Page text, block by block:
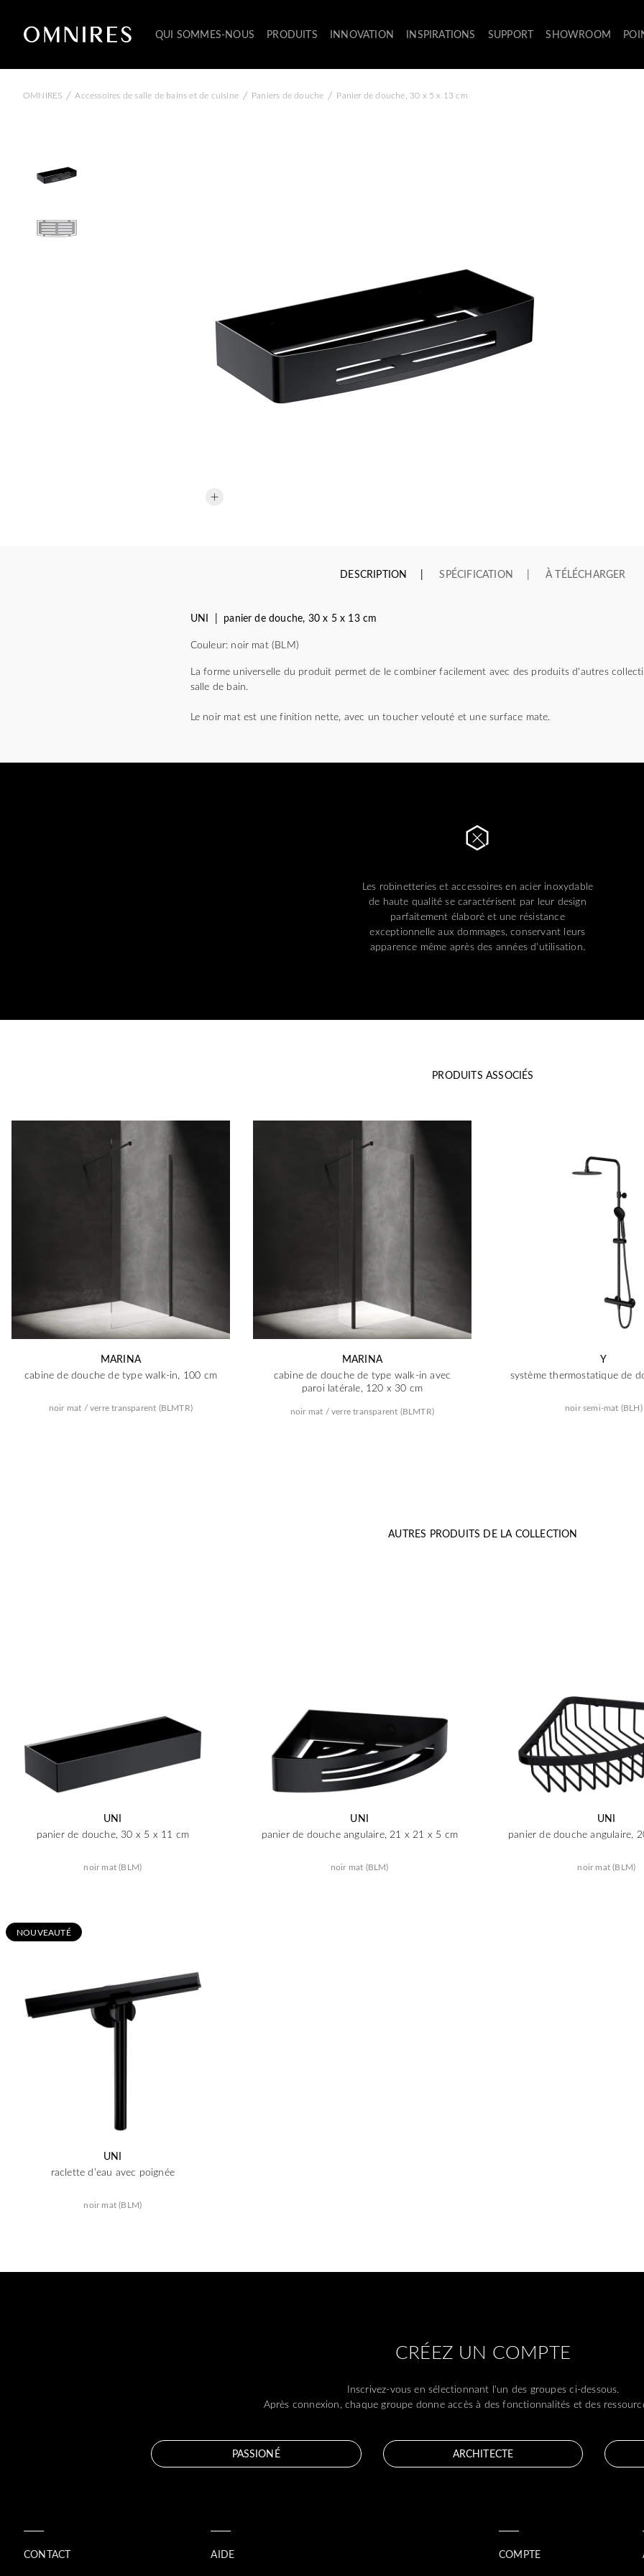
QUI SOMMES-NOUS PRODUITS INNOVATION INSPIRATIONS SUPPORT SHOWROOM
OMNIRES / Accessoires de salle de bains et de cuisine / Paniers de douche / Panier de douche, 30 x 5 x 13 cm
DESCRIPTION SPÉCIFICATION À TÉLÉCHARGER
UNI | panier de douche, 30 x 5 x 13 cm
Couleur: noir mat (BLM)
La forme universelle du produit permet de le combiner facilement avec des produits d'autres
salle de bain.
Le noir mat est une finition nette, avec un toucher velouté et une surface mate.
Les robinetteries et accessoires en acier inoxydable
de haute qualité se caractérisent par leur design
parfaitement élaboré et une résistance
exceptionnelle aux dommages, conservant leurs
apparence même après des années d'utilisation.
PRODUITS ASSOCIÉS
MARINA
cabine de douche de type walk-in, 100 cm
noir mat / verre transparent (BLMTR)
MARINA
cabine de douche de type walk-in avec
paroi latérale, 120 x 30 cm
noir mat / verre transparent (BLMTR)
Y
système thermostatique de
noir semi-mat (BLH)
AUTRES PRODUITS DE LA COLLECTION
UNI
panier de douche, 30 x 5 x 11 cm
noir mat (BLM)
UNI
panier de douche angulaire, 21 x 21 x 5 cm
noir mat (BLM)
UNI
panier de douche angulaire,
noir mat (BLM)
NOUVEAUTÉ
UNI
raclette d’eau avec poignée
noir mat (BLM)
CRÉEZ UN COMPTE
Inscrivez-vous en sélectionnant l'un des groupes ci-dessous.
Après connexion, chaque groupe donne accès à des fonctionnalités et des
PASSIONÉ ARCHITECTE
CONTACT
AIDE
COMPTE